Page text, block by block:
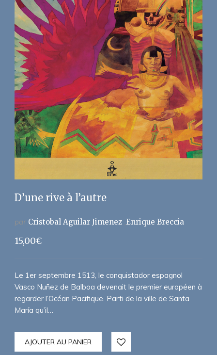
D’une rive à l’autre
par Cristobal Aguilar Jimenez Enrique Breccia
15,00€
Le 1er septembre 1513, le conquistador espagnol
Vasco Nuñez de Balboa devenait le premier européen à
regarder l’Océan Pacifique. Parti de la ville de Santa
María qu’il…
AJOUTER AU PANIER